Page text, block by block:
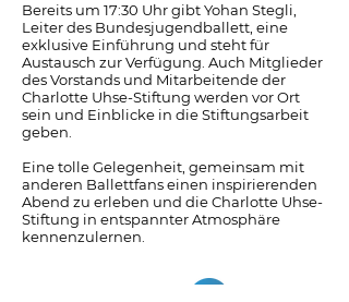
Bereits um 17:30 Uhr gibt Yohan Stegli,
Leiter des Bundesjugendballett, eine
exklusive Einführung und steht für
Austausch zur Verfügung. Auch Mitglieder
des Vorstands und Mitarbeitende der
Charlotte Uhse-Stiftung werden vor Ort
sein und Einblicke in die Stiftungsarbeit
geben.
Eine tolle Gelegenheit, gemeinsam mit
anderen Ballettfans einen inspirierenden
Abend zu erleben und die Charlotte Uhse-
Stiftung in entspannter Atmosphäre
kennenzulernen.